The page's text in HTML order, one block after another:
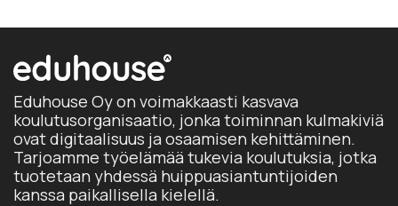
Eduhouse Oy on voimakkaasti kasvava
koulutusorganisaatio, jonka toiminnan kulmakiviä
ovat digitaalisuus ja osaamisen kehittäminen.
Tarjoamme työelämää tukevia koulutuksia, jotka
tuotetaan yhdessä huippuasiantuntijoiden
kanssa paikallisella kielellä.